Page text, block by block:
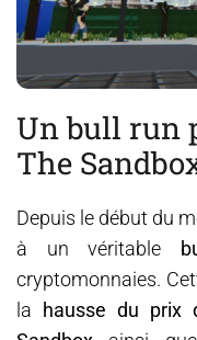
Un bull run
The
Depuis le début du
à un véritable
cryptomonnaies.
la hausse du prix